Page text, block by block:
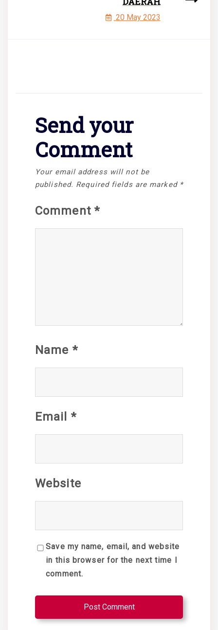
20 May 2023
Send your
Comment
Your email address will not be
published. Required fields are marked *
Comment *
Name *
Email *
Website
Save my name, email, and website
in this browser for the next time I
comment.